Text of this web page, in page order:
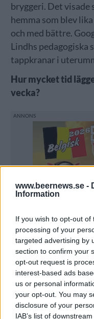
www.beernews.se -
Information
If you wish to opt-out
processing of your
targeted advertising by
section to confirm your
opt-out request is
interest-based ads
us or personal
your opt-out. You may
disclosure of your
IAB’s list of
bryggeri. Det visade
hemma som blev
och med bättre.
Lindhs pedagogiska
tappkranar i
Hur mycket tid
vecka?
– Jag drar mig lite